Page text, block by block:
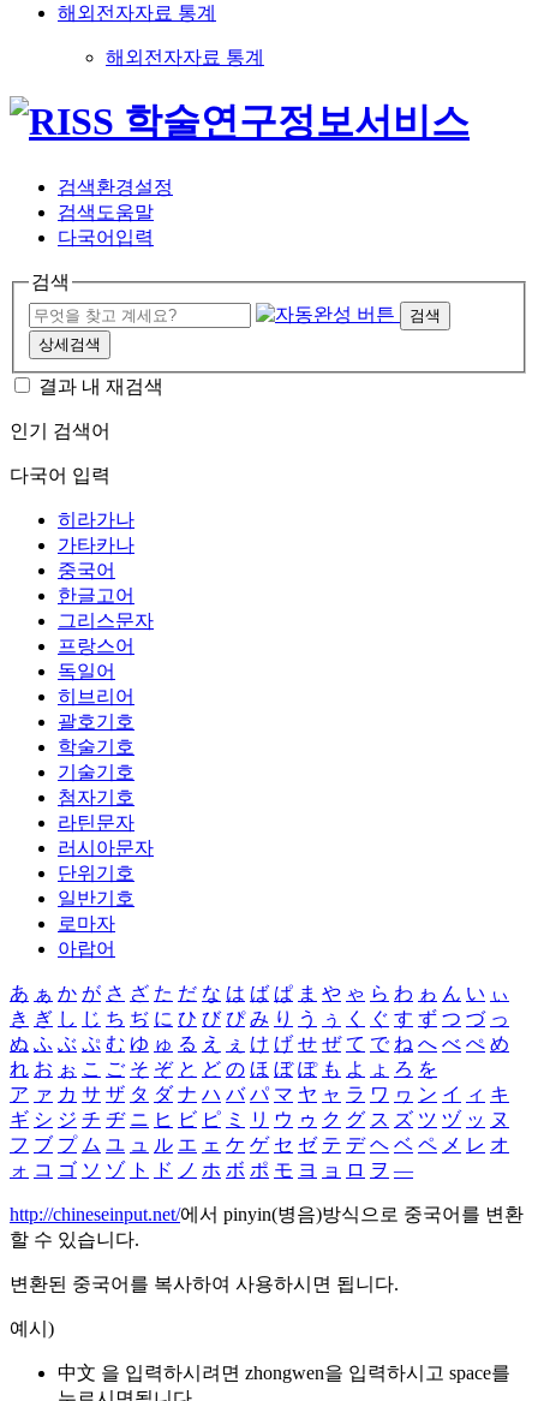
해외전자자료 통계
해외전자자료 통계
검색환경설정
검색도움말
다국어입력
검색
검색
상세검색
결과 내 재검색
인기 검색어
다국어 입력
히라가나
가타카나
중국어
한글고어
그리스문자
프랑스어
독일어
히브리어
괄호기호
학술기호
기술기호
첨자기호
라틴문자
러시아문자
단위기호
일반기호
로마자
아랍어
あ ぁ か が さ ざ た だ な は ば ぱ ま や ゃ ら わ ゎ ん い ぃ
き ぎ し じ ち ぢ に ひ び ぴ み り う ぅ く ぐ す ず つ づ っ
ぬ ふ ぶ ぷ む ゆ ゅ る え ぇ け げ せ ぜ て で ね へ べ ぺ め
れ お ぉ こ ご そ ぞ と ど の ほ ぼ ぽ も よ ょ ろ を
ア ァ カ サ ザ タ ダ ナ ハ バ パ マ ヤ ャ ラ ワ ヮ ン イ ィ キ
ギ シ ジ チ ヂ ニ ヒ ビ ピ ミ リ ウ ゥ ク グ ス ズ ツ ヅ ッ ヌ
フ ブ プ ム ユ ュ ル エ ェ ケ ゲ セ ゼ テ デ ヘ ベ ペ メ レ オ
ォ コ ゴ ソ ゾ ト ド ノ ホ ボ ポ モ ヨ ョ ロ ヲ ―
http://chineseinput.net/에서 pinyin(병음)방식으로 중국어를 변환
할 수 있습니다.
변환된 중국어를 복사하여 사용하시면 됩니다.
예시)
中文 을 입력하시려면 zhongwen을 입력하시고 space를